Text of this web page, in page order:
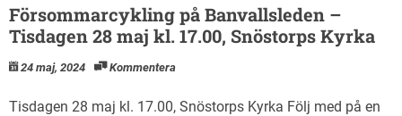
Försommarcykling på Banvallsleden –
Tisdagen 28 maj kl. 17.00, Snöstorps Kyrka
24 maj, 2024 Kommentera
Tisdagen 28 maj kl. 17.00, Snöstorps Kyrka Följ med på en